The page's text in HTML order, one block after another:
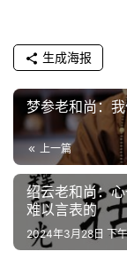
生成海报
梦参老和尚：
上一篇
绍云老和尚：
难以言表的
2024年3月28日 下